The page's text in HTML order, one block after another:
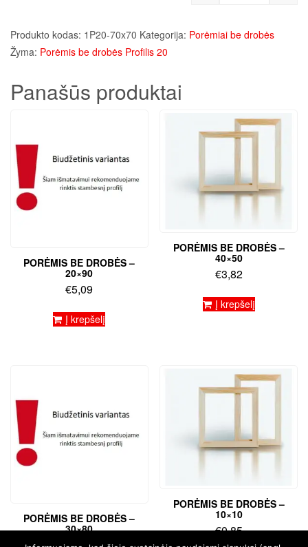
Produkto kodas: 1P20-70x70 Kategorija: Porėmiai be drobės
Žyma: Porėmis be drobės Profilis 20
Panašūs produktai
PORĖMIS BE DROBĖS –
20×90
€5,09
Į krepšelį
PORĖMIS BE DROBĖS –
40×50
€3,82
Į krepšelį
PORĖMIS BE DROBĖS –
30×80
PORĖMIS BE DROBĖS –
10×10
€0,85